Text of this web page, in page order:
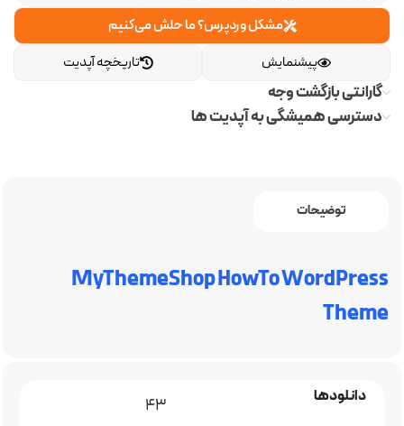
مشکل وردپرس؟ ما حلش می‌کنیم
تاریخچه آپدیت
پیشنمایش
گارانتی بازگشت وجه
دسترسی همیشگی به آپدیت ها
توضیحات
MyThemeShop HowTo WordPress
Theme
دانلودها 43